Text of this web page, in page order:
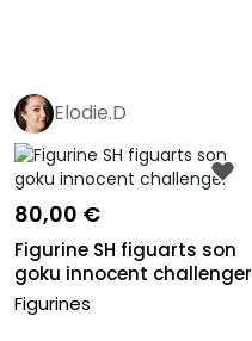
Elodie.D
80,00 €
Figurine SH figuarts son
goku innocent challenger
Figurines